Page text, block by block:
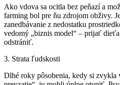
Ako vdova sa ocitla bez peňazí a
farming bol pre ňu zdrojom obživy.
zanedbávanie z nedostatku
vedomý „biznis model“ – prijať
odstrániť.
3. Strata ľudskosti
Dlhé roky pôsobenia, kedy si zvykla